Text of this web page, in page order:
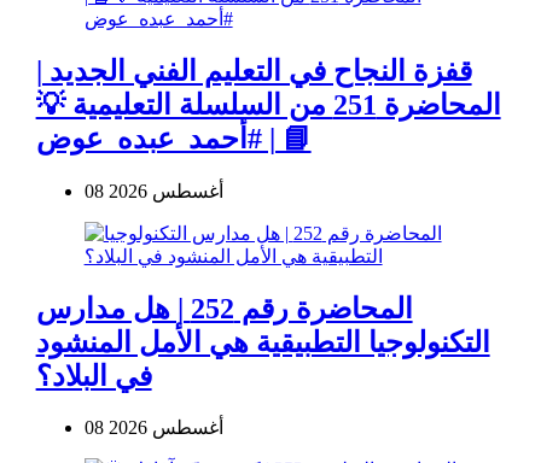
قفزة النجاح في التعليم الفني الجديد |
المحاضرة 251 من السلسلة التعليمية 💡
📘 | #أحمد_عبده_عوض
08 أغسطس 2026
المحاضرة رقم 252 | هل مدارس
التكنولوجيا التطبيقية هي الأمل المنشود
في البلاد؟
08 أغسطس 2026